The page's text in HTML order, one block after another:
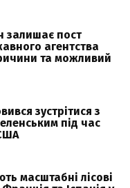
залишає пост
агентства
та можливий
зустрітися з
під час
масштабні лісові